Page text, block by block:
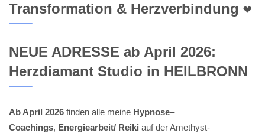
Transformation & Herzverbindung ❤️
NEUE ADRESSE ab April 2026:
Herzdiamant Studio in HEILBRONN
Ab April 2026 finden alle meine Hypnose–
Coachings, Energiearbeit/ Reiki auf der Amethyst-